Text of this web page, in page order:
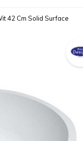
42 Cm Solid Surface